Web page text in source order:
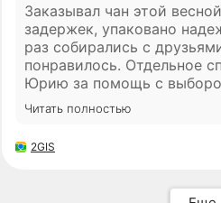
Заказывал чан этой
задержек, упаковано
раз собирались с
понравилось. Отдельное
Юрию за помощь с
сами бы долго думали.
Читать полностью
2GIS